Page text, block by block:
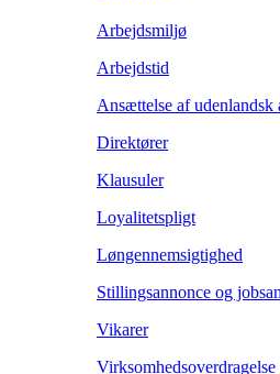
Arbejdsmiljø
Arbejdstid
Ansættelse af udenlandsk
Direktører
Klausuler
Loyalitetspligt
Løngennemsigtighed
Stillingsannonce og
Vikarer
Virksomhedsoverdragelse